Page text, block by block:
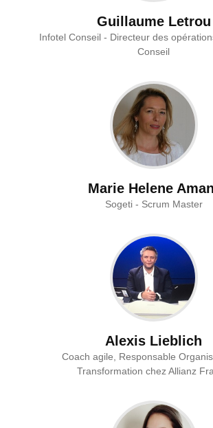
Guillaume Letrou
Infotel Conseil - Directeur des
Conseil
Marie Helene
Sogeti - Scrum Master
Alexis Lieblich
Coach agile, Responsable
Transformation chez Allianz